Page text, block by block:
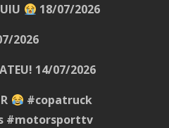
18/07/2026
2026
14/07/2026
#copatruck
#motorsporttv